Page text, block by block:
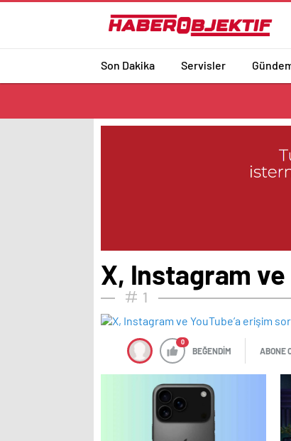
Son Dakika Servisler
X, Instagram
1
0
BEĞENDİM ABONE